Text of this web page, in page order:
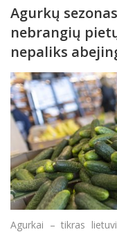
Agurkų
nebrangių
nepaliks
Agurkai – tikras